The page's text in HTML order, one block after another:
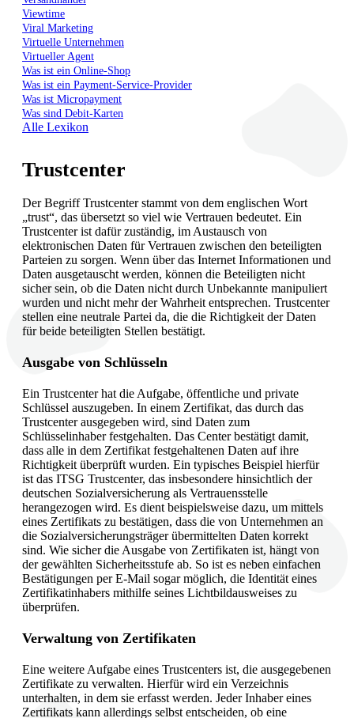
Viewtime
Viral Marketing
Virtuelle Unternehmen
Virtueller Agent
Was ist ein Online-Shop
Was ist ein Payment-Service-Provider
Was ist Micropayment
Was sind Debit-Karten
Alle Lexikon
Trustcenter
Der Begriff Trustcenter stammt von dem englischen Wort
„trust“, das übersetzt so viel wie Vertrauen bedeutet. Ein
Trustcenter ist dafür zuständig, im Austausch von
elektronischen Daten für Vertrauen zwischen den beteiligten
Parteien zu sorgen. Wenn über das Internet Informationen und
Daten ausgetauscht werden, können die Beteiligten nicht
sicher sein, ob die Daten nicht durch Unbekannte manipuliert
wurden und nicht mehr der Wahrheit entsprechen. Trustcenter
stellen eine neutrale Partei da, die die Richtigkeit der Daten
für beide beteiligten Stellen bestätigt.
Ausgabe von Schlüsseln
Ein Trustcenter hat die Aufgabe, öffentliche und private
Schlüssel auszugeben. In einem Zertifikat, das durch das
Trustcenter ausgegeben wird, sind Daten zum
Schlüsselinhaber festgehalten. Das Center bestätigt damit,
dass alle in dem Zertifikat festgehaltenen Daten auf ihre
Richtigkeit überprüft wurden. Ein typisches Beispiel hierfür
ist das ITSG Trustcenter, das insbesondere hinsichtlich der
deutschen Sozialversicherung als Vertrauensstelle
herangezogen wird. Es dient beispielsweise dazu, um mittels
eines Zertifikats zu bestätigen, dass die von Unternehmen an
die Sozialversicherungsträger übermittelten Daten korrekt
sind. Wie sicher die Ausgabe von Zertifikaten ist, hängt von
der gewählten Sicherheitsstufe ab. So ist es neben einfachen
Bestätigungen per E-Mail sogar möglich, die Identität eines
Zertifikatinhabers mithilfe seines Lichtbildausweises zu
überprüfen.
Verwaltung von Zertifikaten
Eine weitere Aufgabe eines Trustcenters ist, die ausgegebenen
Zertifikate zu verwalten. Hierfür wird ein Verzeichnis
unterhalten, in dem sie erfasst werden. Jeder Inhaber eines
Zertifikats kann allerdings selbst entscheiden, ob eine